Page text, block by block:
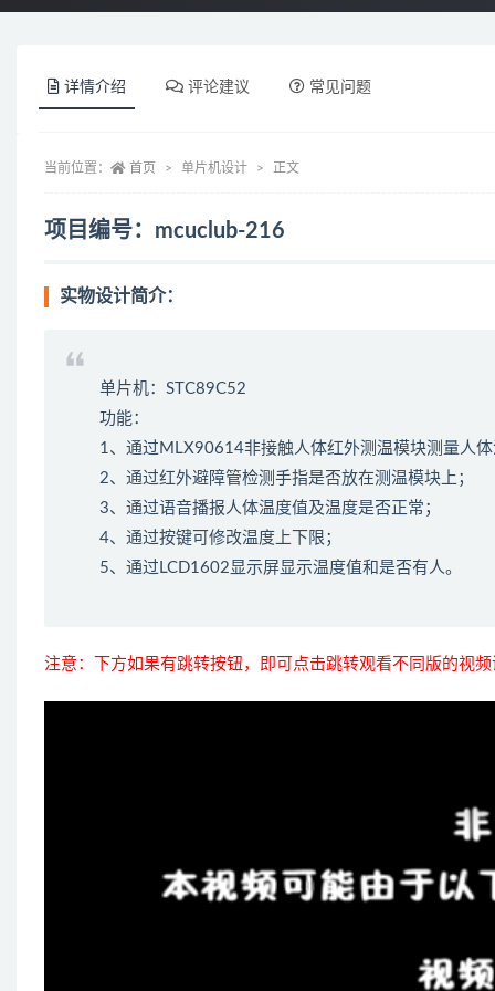
详情介绍 评论建议 常见问题
当前位置： 首页 单片机设计 正文
项目编号：mcuclub-216
实物设计简介：
单片机：STC89C52
功能：
1、通过MLX90614非接触人体红外测温模块测量人
2、通过红外避障管检测手指是否放在测温模块上；
3、通过语音播报人体温度值及温度是否正常；
4、通过按键可修改温度上下限；
5、通过LCD1602显示屏显示温度值和是否有人。
注意：下方如果有跳转按钮，即可点击跳转观看不同版的视频